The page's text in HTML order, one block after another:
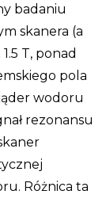
badaniu
skanera (a
T, ponad
pola
wodoru
rezonansu
Różnica ta